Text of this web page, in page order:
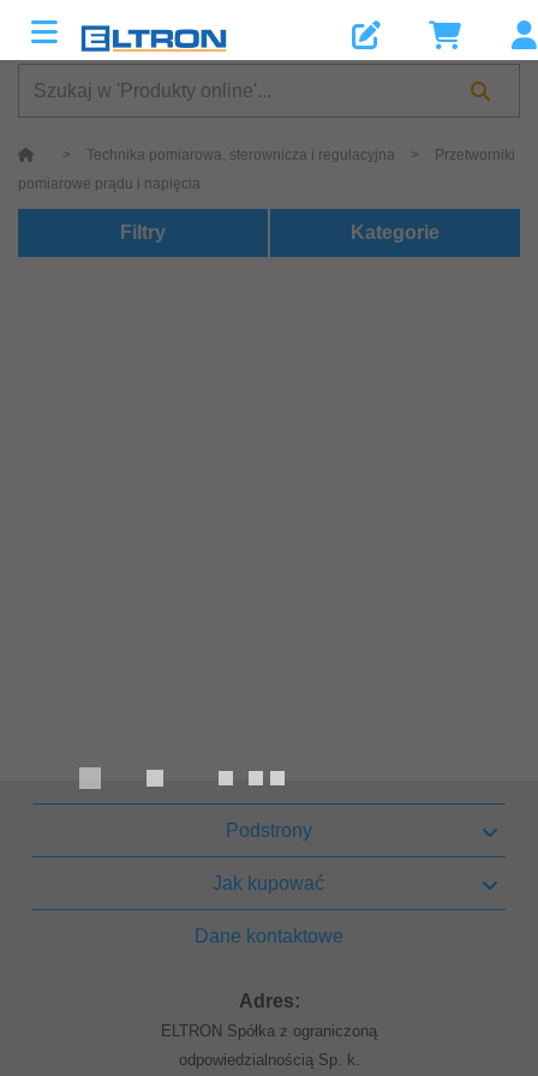
> Technika pomiarowa, sterownicza i regulacyjna >
Przetworniki
pomiarowe prądu i napięcia
Filtry Kategorie
Podstrony
Jak kupować
Dane kontaktowe
Adres:
ELTRON Spółka z ograniczoną
odpowiedzialnością Sp. k.